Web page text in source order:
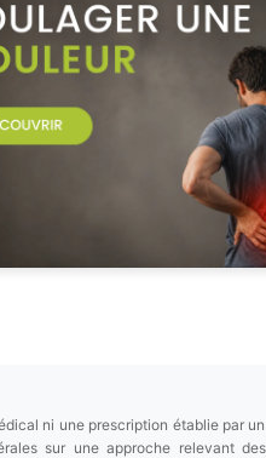
ni une prescription établie par
sur une approche relevant